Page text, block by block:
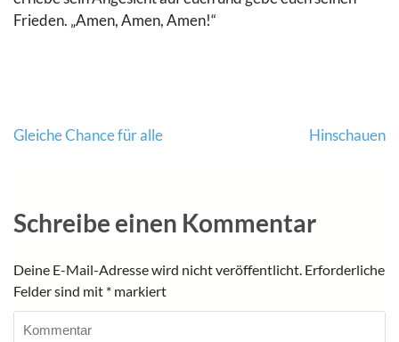
Frieden. „Amen, Amen, Amen!“
Beitragsnavigation
Gleiche Chance für alle Hinschauen
Schreibe einen Kommentar
Deine E-Mail-Adresse wird nicht veröffentlicht. Erforderliche
Felder sind mit * markiert